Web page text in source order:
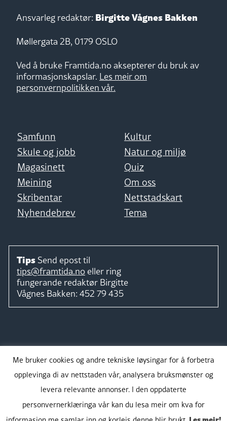
Ansvarleg redaktør: Birgitte Vågnes Bakken
Møllergata 2B, 0179 OSLO
Ved å bruke Framtida.no aksepterer du bruk av
informasjonskapslar. Les meir om
personvernpolitikken vår.
Samfunn
Kultur
Skule og jobb
Natur og miljø
Magasinett
Quiz
Meining
Om oss
Skribentar
Nettstadskart
Nyhendebrev
Tema
Tips Send epost til
tips@framtida.no eller ring
fungerande redaktør Birgitte
Vågnes Bakken: 452 79 435
Takk for støtta:
Me bruker cookies og andre tekniske løysingar for å forbetra
opplevinga di av nettstaden vår, analysera bruksmønster og
levera relevante annonser. I den oppdaterte
personvernerklæringa vår kan du lesa meir om kva for